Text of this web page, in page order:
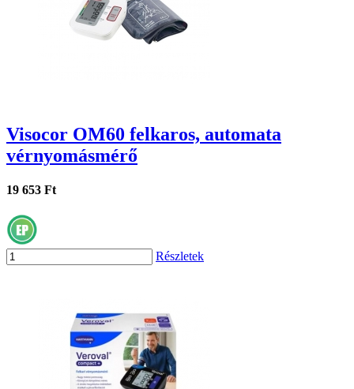
Visocor OM60 felkaros, automata
vérnyomásmérő
19 653 Ft
Részletek